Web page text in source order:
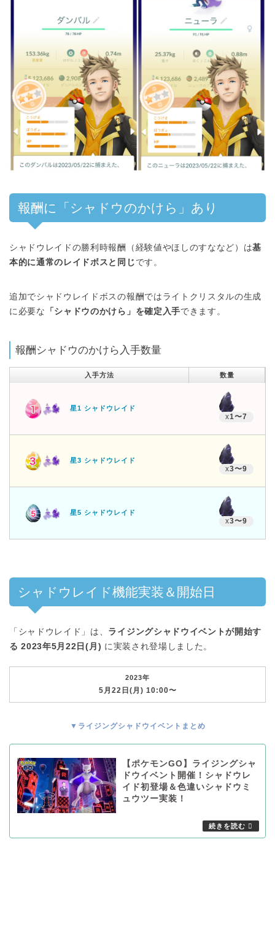
報酬に「シャドウのかけら」あり
シャドウレイドの勝利時報酬（経験値やほしのすななど）は基
本的に通常のレイドボスと同じ です。
追加でシャドウレイドボスの報酬ではライトクリスタルの生成
に必要な
「シャドウのかけら」を確定入手できます。
報酬シャドウのかけら入手数量
入手方法 数量
星1 シャドウレイド
x1〜7
星3 シャドウレイド
x3〜9
星5 シャドウレイド
x3〜9
シャドウレイド機能実装＆開始日
「シャドウレイド」は、 ライジングシャドウイベントが開始す
る 2023年5月22日(月) に実装され登場しました。
2023年
5月22日(月) 10:00〜
▼ライジングシャドウイベントまとめ
【ポケモンGO】ライジングシャ
ドウイベント開催！シャドウレ
イド初登場＆色違いシャドウミ
ュウツー実装！